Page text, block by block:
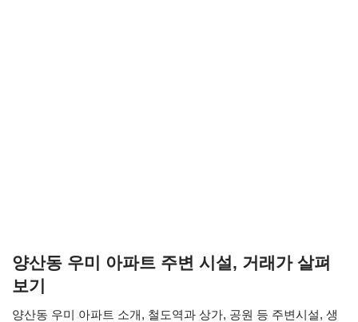
양산동 우미 아파트 주변 시설, 거래가 살펴
보기
양산동 우미 아파트 소개, 철도역과 상가, 공원 등 주변시설, 생